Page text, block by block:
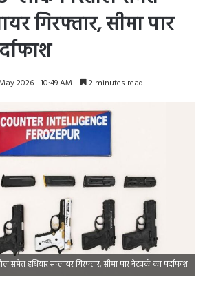
गिरफ्तार, सीमा पार
2026 - 10:49 AM 2 minutes read
समेत हथियार सप्लायर गिरफ्तार, सीमा पार नेटवर्क का पर्दाफाश